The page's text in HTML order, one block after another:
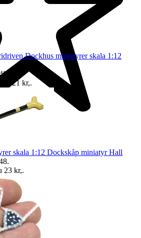
Dockhus miniatyrer skala 1:12
321 kr,.
skala 1:12 Dockskåp miniatyr Hall
.
23 kr,.